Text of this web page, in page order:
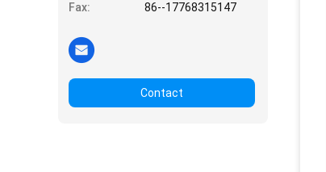
Fax:
86--17768315147
Contact